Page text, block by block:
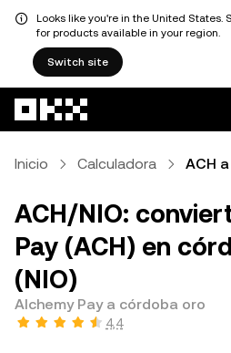
Looks like you're in the United States.
for products available in your region.
Switch site
Inicio Calculadora ACH
ACH/NIO:
Pay (ACH) en
(NIO)
Alchemy Pay a córdoba oro
4,4